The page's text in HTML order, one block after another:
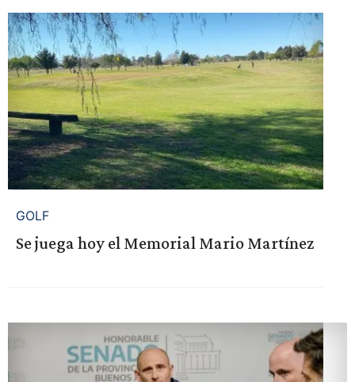
GOLF
Se juega hoy el Memorial Mario Martínez